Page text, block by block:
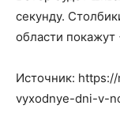
секунду.
области
Источник:
vyxodnye-dni-v-